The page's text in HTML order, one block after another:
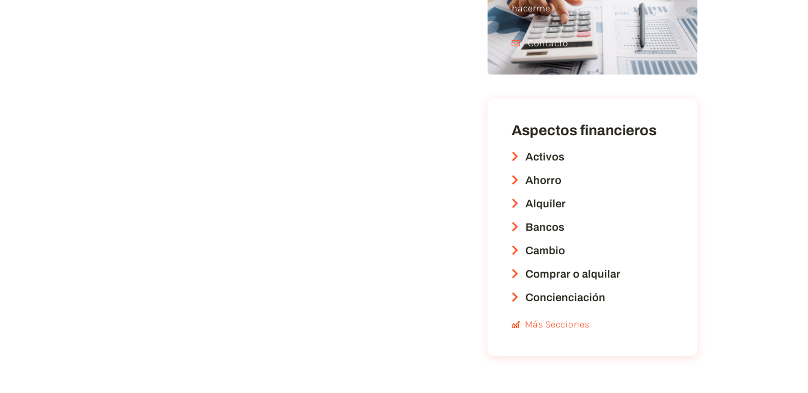
hacerme
Contacto
Aspectos financieros
Activos
Ahorro
Alquiler
Bancos
Cambio
Comprar o alquilar
Concienciación
Más Secciones